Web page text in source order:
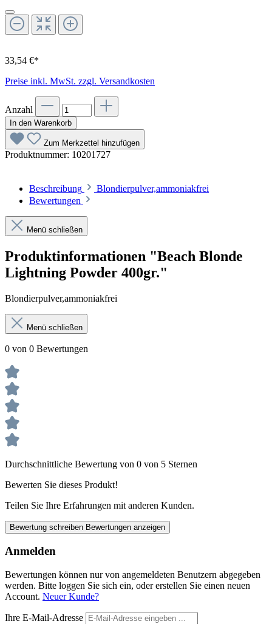
33,54 €*
Preise inkl. MwSt. zzgl. Versandkosten
Anzahl
In den Warenkorb
Zum Merkzettel hinzufügen
Produktnummer: 10201727
Beschreibung
Blondierpulver,ammoniakfrei
Bewertungen
Menü schließen
Produktinformationen "Beach Blonde
Lightning Powder 400gr."
Blondierpulver,ammoniakfrei
Menü schließen
0 von 0 Bewertungen
Durchschnittliche Bewertung von 0 von 5 Sternen
Bewerten Sie dieses Produkt!
Teilen Sie Ihre Erfahrungen mit anderen Kunden.
Bewertung schreiben Bewertungen anzeigen
Anmelden
Bewertungen können nur von angemeldeten Benutzern abgegeben
werden. Bitte loggen Sie sich ein, oder erstellen Sie einen neuen
Account. Neuer Kunde?
Ihre E-Mail-Adresse